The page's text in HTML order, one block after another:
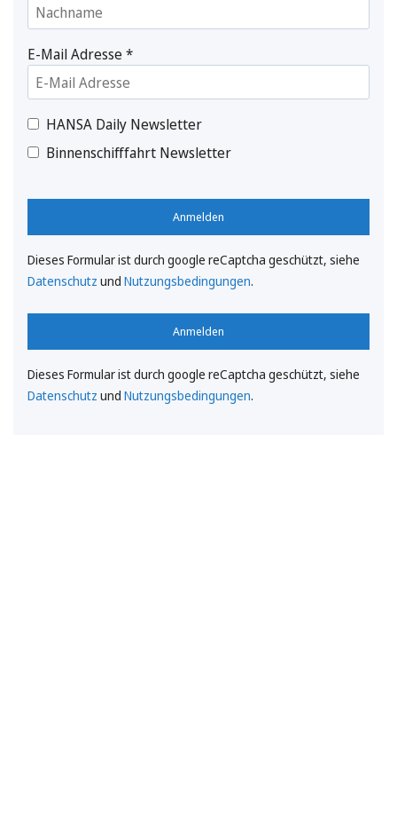
E-Mail Adresse*
HANSA Daily Newsletter
Binnenschifffahrt Newsletter
Anmelden
Dieses Formular ist durch google reCaptcha geschützt, siehe
Datenschutz und Nutzungsbedingungen.
Anmelden
Dieses Formular ist durch google reCaptcha geschützt, siehe
Datenschutz und Nutzungsbedingungen.